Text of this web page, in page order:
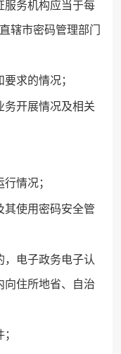
务机构应当于每
辖市密码管理部门
求的情况；
务开展情况及相关
情况；
其使用密码安全管
电子政务电子认
向住所地省、自治